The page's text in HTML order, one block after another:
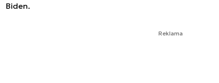
Biden.
Reklama